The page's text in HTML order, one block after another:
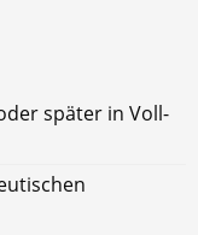
später in Voll-